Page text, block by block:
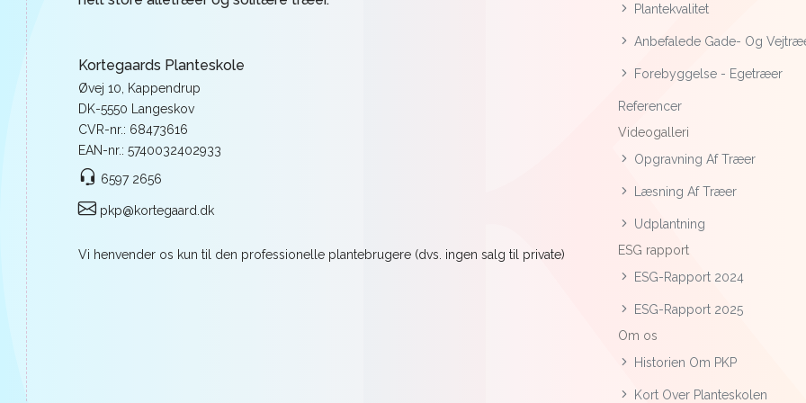
Kortegaards Planteskole
Øvej 10, Kappendrup
DK-5550 Langeskov
CVR-nr.: 68473616
EAN-nr.: 5740032402933
6597 2656
pkp@kortegaard.dk
Vi henvender os kun til den professionelle plantebrugere (dvs. ingen salg til private)
Plantekvalitet
Anbefalede Gade- Og
Forebyggelse - Egetræer
Referencer
Videogalleri
Opgravning Af Træer
Læsning Af Træer
Udplantning
ESG rapport
ESG-Rapport 2024
ESG-Rapport 2025
Om os
Historien Om PKP
Kort Over Planteskolen